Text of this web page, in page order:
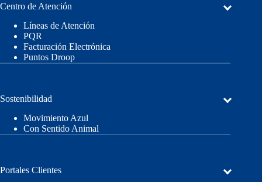
Centro de Atención
Líneas de Atención
PQR
Facturación Electrónica
Puntos Droop
Sostenibilidad
Movimiento Azul
Con Sentido Animal
Portales Clientes